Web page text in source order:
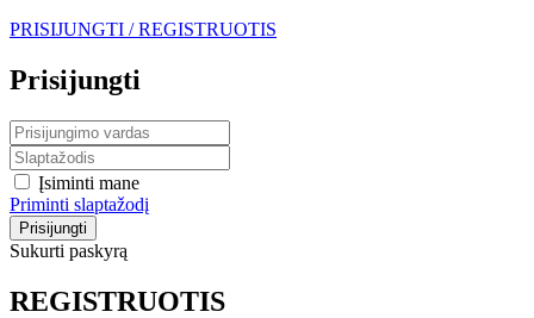
PRISIJUNGTI / REGISTRUOTIS
Prisijungti
Įsiminti mane
Priminti slaptažodį
Sukurti paskyrą
REGISTRUOTIS